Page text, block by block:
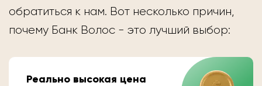
обратиться к нам. Вот несколько причин,
почему Банк Волос - это лучший выбор:
Реально высокая цена